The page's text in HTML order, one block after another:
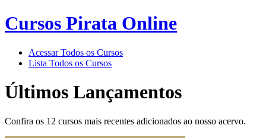
Cursos Pirata Online
Acessar Todos os Cursos
Lista Todos os Cursos
Últimos Lançamentos
Confira os 12 cursos mais recentes adicionados ao nosso acervo.